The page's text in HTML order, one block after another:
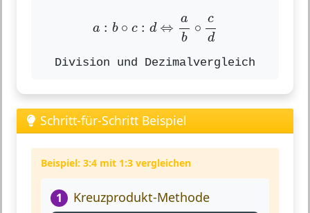
a : b ∘ c : d ⇔
a
b
∘
c
d
b∘ d
Division und Dezimalvergleich
Schritt-für-Schritt Beispiel
Beispiel: 3:4 mit 1:3 vergleichen
1 Kreuzprodukt-Methode